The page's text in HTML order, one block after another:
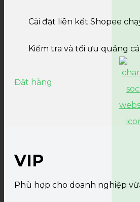
Cài đặt liên kết Shopee
Kiểm tra và tối ưu quảng
Đặt hàng
VIP
Phù hợp cho doanh nghiệp